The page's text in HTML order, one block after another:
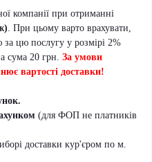
компанії при отриманні
. При цьому варто врахувати,
цю послугу у розмірі 2%
сума 20 грн. За умови
вартості доставки!
(для ФОП не платників
доставки кур'єром по м.